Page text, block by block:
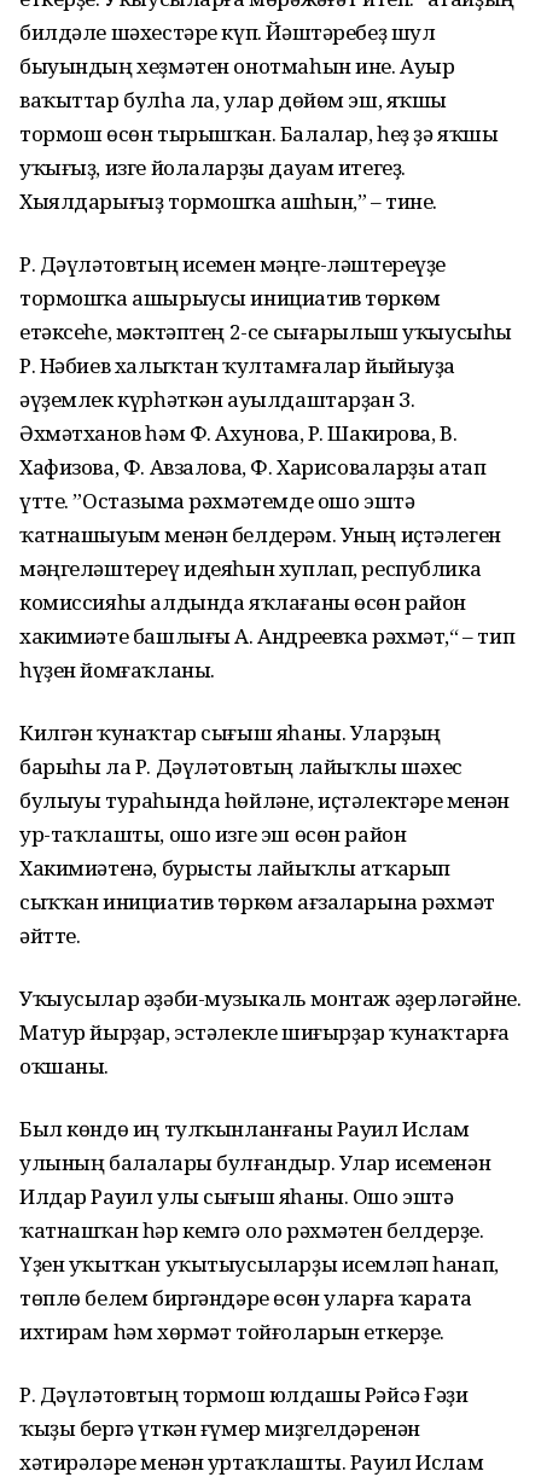
билдәле шәхестәре күп. Йәштәребеҙ шул
быуындың хеҙмәтен онотмаһын ине. Ауыр
ваҡыттар булһа ла, улар дөйөм эш, яҡшы
тормош өсөн тырышҡан. Балалар, һеҙ ҙә яҡшы
уҡығыҙ, изге йолаларҙы дауам итегеҙ.
Хыялдарығыҙ тормошҡа ашһын,” – тине.
Р. Дәүләтовтың исемен мәңге-ләштереүҙе
тормошҡа ашырыусы инициатив төркөм
етәксеһе, мәктәптең 2-се сығарылыш уҡыусыһы
Р. Нәбиев халыҡтан ҡултамғалар йыйыуҙа
әүҙемлек күрһәткән ауылдаштарҙан З.
Әхмәтханов һәм Ф. Ахунова, Р. Шакирова, В.
Хафизова, Ф. Авзалова, Ф. Харисоваларҙы атап
үтте. ”Остазыма рәхмәтемде ошо эштә
ҡатнашыуым менән белдерәм. Уның иҫтәлеген
мәңгеләштереү идеяһын хуплап, республика
комиссияһы алдында яҡлағаны өсөн район
хакимиәте башлығы А. Андреевҡа рәхмәт,“ – тип
һүҙен йомғаҡланы.
Килгән ҡунаҡтар сығыш яһаны. Уларҙың
барыһы ла Р. Дәүләтовтың лайыҡлы шәхес
булыуы тураһында һөйләне, иҫтәлектәре менән
ур-таҡлашты, ошо изге эш өсөн район
Хакимиәтенә, бурысты лайыҡлы атҡарып
сыҡҡан инициатив төркөм ағзаларына рәхмәт
әйтте.
Уҡыусылар әҙәби-музыкаль монтаж әҙерләгәйне.
Матур йырҙар, эстәлекле шиғырҙар ҡунаҡтарға
оҡшаны.
Был көндө иң тулҡынланғаны Рауил Ислам
улының балалары булғандыр. Улар исеменән
Илдар Рауил улы сығыш яһаны. Ошо эштә
ҡатнашҡан һәр кемгә оло рәхмәтен белдерҙе.
Үҙен уҡытҡан уҡытыусыларҙы исемләп һанап,
төплө белем биргәндәре өсөн уларға ҡарата
ихтирам һәм хөрмәт тойғоларын еткерҙе.
Р. Дәүләтовтың тормош юлдашы Рәйсә Ғәҙи
ҡыҙы бергә үткән ғүмер миҙгелдәренән
хәтирәләре менән уртаҡлашты. Рауил Ислам